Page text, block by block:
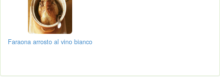
Faraona arrosto al vino bianco